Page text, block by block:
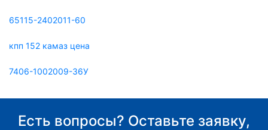
65115-2402011-60
кпп 152 камаз цена
7406-1002009-36У
Есть вопросы? Оставьте заявку,